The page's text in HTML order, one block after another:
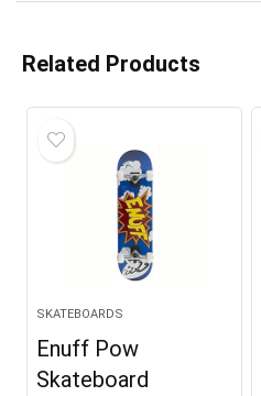
Related Products
SKATEBOARDS
Enuff Pow
Skateboard